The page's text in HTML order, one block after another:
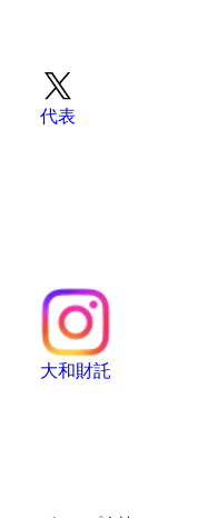
代表
大和財託